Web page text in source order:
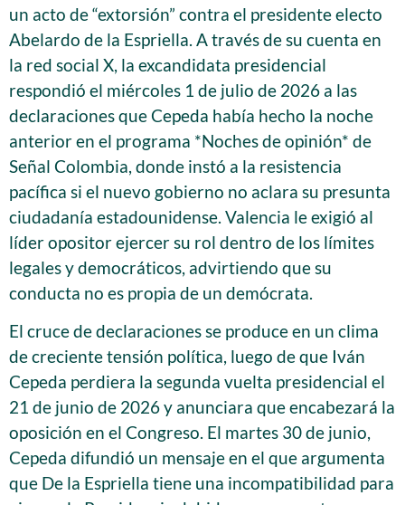
un acto de “extorsión” contra el presidente electo
Abelardo de la Espriella. A través de su cuenta en
la red social X, la excandidata presidencial
respondió el miércoles 1 de julio de 2026 a las
declaraciones que Cepeda había hecho la noche
anterior en el programa *Noches de opinión* de
Señal Colombia, donde instó a la resistencia
pacífica si el nuevo gobierno no aclara su presunta
ciudadanía estadounidense. Valencia le exigió al
líder opositor ejercer su rol dentro de los límites
legales y democráticos, advirtiendo que su
conducta no es propia de un demócrata.
El cruce de declaraciones se produce en un clima
de creciente tensión política, luego de que Iván
Cepeda perdiera la segunda vuelta presidencial el
21 de junio de 2026 y anunciara que encabezará la
oposición en el Congreso. El martes 30 de junio,
Cepeda difundió un mensaje en el que argumenta
que De la Espriella tiene una incompatibilidad para